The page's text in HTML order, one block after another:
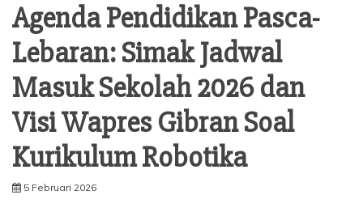
Agenda Pendidikan Pasca-
Lebaran: Simak Jadwal
Masuk Sekolah 2026 dan
Visi Wapres Gibran Soal
Kurikulum Robotika
5 Februari 2026